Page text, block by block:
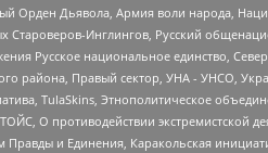
Орден Дьявола, Армия воли народа,
Староверов-Инглингов, Русский
Русское национальное единство,
района, Правый сектор, УНА - УНСО,
TulaSkins, Этнополитическое
О противодействии экстремистской
и Единения, Каракольская